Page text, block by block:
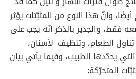
وإنّ هذا النوع من المثبّتات يؤثر
فقط، والجدير بالذكر أنّه يجب على
الطعام، وتنظيف الأسنان،
يحدّدها الطبيب، وفيما يأتي بيان
المتحرّكة: